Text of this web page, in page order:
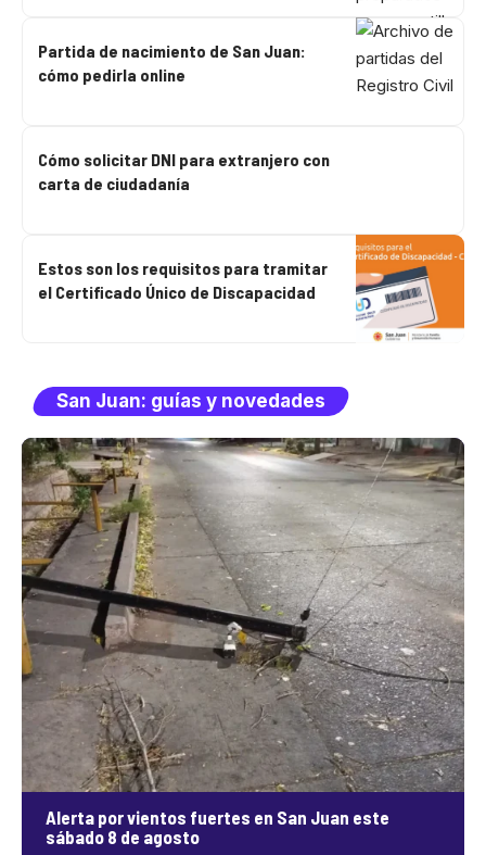
San Juan: guías y novedades
Alerta por vientos fuertes en San Juan este
sábado 8 de agosto
Partida de nacimiento de San Juan:
cómo pedirla online
Cómo solicitar DNI para extranjero con
carta de ciudadanía
Estos son los requisitos para tramitar
el Certificado Único de Discapacidad